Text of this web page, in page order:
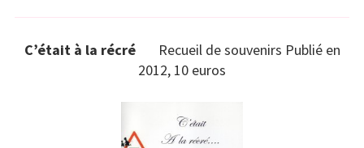
C’était à la récréRecueil de souvenirs Publié en
2012, 10 euros